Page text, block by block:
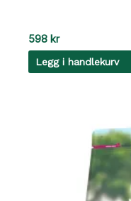
598 kr
Legg i handlekurv